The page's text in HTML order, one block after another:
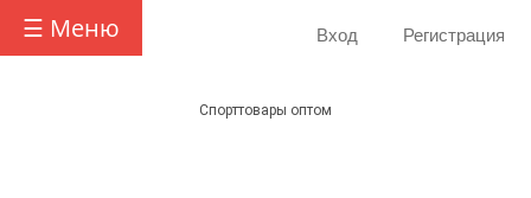
☰ Меню Вход Регистрация
Спорттовары оптом